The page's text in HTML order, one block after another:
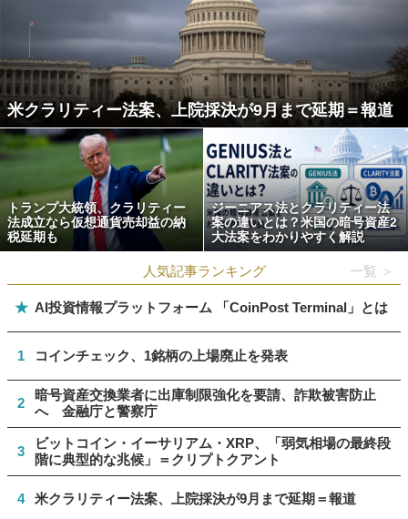
米クラリティー法案、上院採決が9月まで延期＝報道
トランプ大統領、クラリティー
法成立なら仮想通貨売却益の納
税延期も
ジーニアス法とクラリティー法
案の違いとは？米国の暗号資産2
大法案をわかりやすく解説
人気記事ランキング 一覧 ＞
★ AI投資情報プラットフォーム 「CoinPost Terminal」とは
1 コインチェック、1銘柄の上場廃止を発表
2
暗号資産交換業者に出庫制限強化を要請、詐欺被害防止
へ 金融庁と警察庁
3
ビットコイン・イーサリアム・XRP、「弱気相場の最終段
階に典型的な兆候」＝クリプトクアント
4 米クラリティー法案、上院採決が9月まで延期＝報道